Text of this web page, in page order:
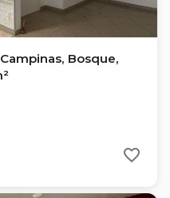
Bosque,